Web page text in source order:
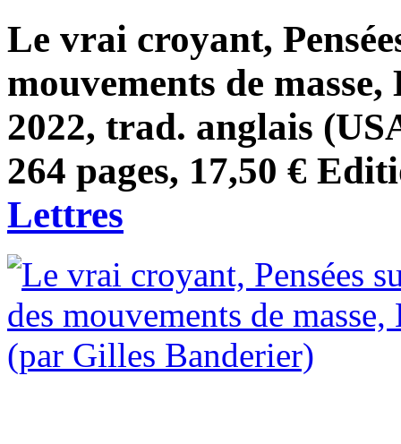
Le vrai croyant,
mouvements de
2022, trad. anglais
264 pages, 17,50 €
Lettres